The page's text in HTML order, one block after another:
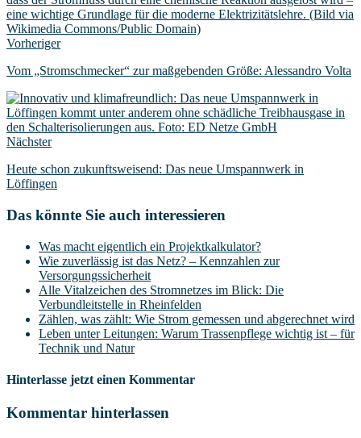
Vorheriger
Vom „Stromschmecker“ zur maßgebenden Größe: Alessandro Volta
Nächster
Heute schon zukunftsweisend: Das neue Umspannwerk in
Löffingen
Das könnte Sie auch interessieren
Was macht eigentlich ein Projektkalkulator?
Wie zuverlässig ist das Netz? – Kennzahlen zur
Versorgungssicherheit
Alle Vitalzeichen des Stromnetzes im Blick: Die
Verbundleitstelle in Rheinfelden
Zählen, was zählt: Wie Strom gemessen und abgerechnet wird
Leben unter Leitungen: Warum Trassenpflege wichtig ist – für
Technik und Natur
Hinterlasse jetzt einen Kommentar
Kommentar hinterlassen